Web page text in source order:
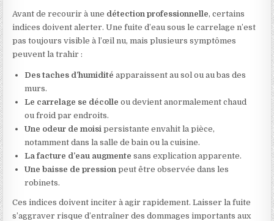
Avant de recourir à une détection professionnelle, certains
indices doivent alerter. Une fuite d’eau sous le carrelage n’est
pas toujours visible à l’œil nu, mais plusieurs symptômes
peuvent la trahir :
Des taches d’humidité apparaissent au sol ou au bas des
murs.
Le carrelage se décolle ou devient anormalement chaud
ou froid par endroits.
Une odeur de moisi persistante envahit la pièce,
notamment dans la salle de bain ou la cuisine.
La facture d’eau augmente sans explication apparente.
Une baisse de pression peut être observée dans les
robinets.
Ces indices doivent inciter à agir rapidement. Laisser la fuite
s’aggraver risque d’entraîner des dommages importants aux